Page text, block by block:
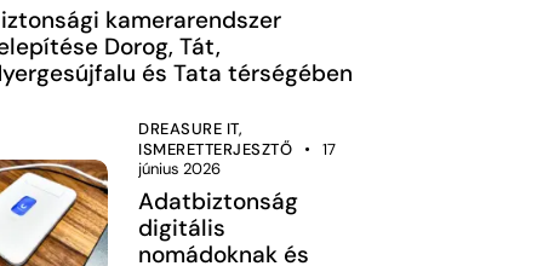
kamerarendszer
Dorog, Tát,
és Tata térségében
DREASURE IT,
ISMERETTERJESZTŐ
17
június 2026
Adatbiztonság
digitális
nomádoknak és